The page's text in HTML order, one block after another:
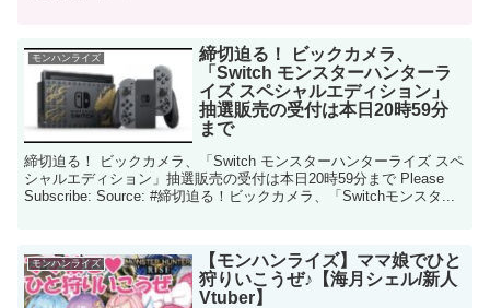
モンハンライズ
締切迫る！ ビックカメラ、
「Switch モンスターハンターラ
イズ スペシャルエディション」
抽選販売の受付は本日20時59分
まで
締切迫る！ ビックカメラ、「Switch モンスターハンターライズ スペ
シャルエディション」抽選販売の受付は本日20時59分まで Please
Subscribe: Source: #締切迫る！ビックカメラ、「Switchモンスタ...
モンハンライズ
【モンハンライズ】ママ娘でひと
狩りいこうぜ♪【海月シェル/新人
Vtuber】